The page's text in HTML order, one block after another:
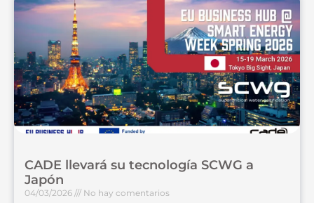
CADE llevará su tecnología SCWG a
Japón
04/03/2026 No hay comentarios